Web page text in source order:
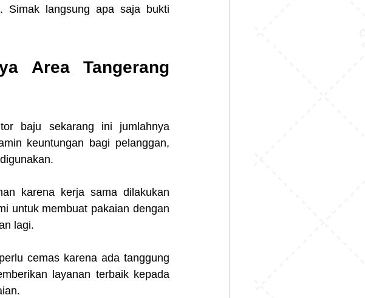
Simak langsung apa saja bukti
Area Tangerang
baju sekarang ini jumlahnya
keuntungan bagi pelanggan,
karena kerja sama dilakukan
untuk membuat pakaian dengan
lagi.
cemas karena ada tanggung
layanan terbaik kepada